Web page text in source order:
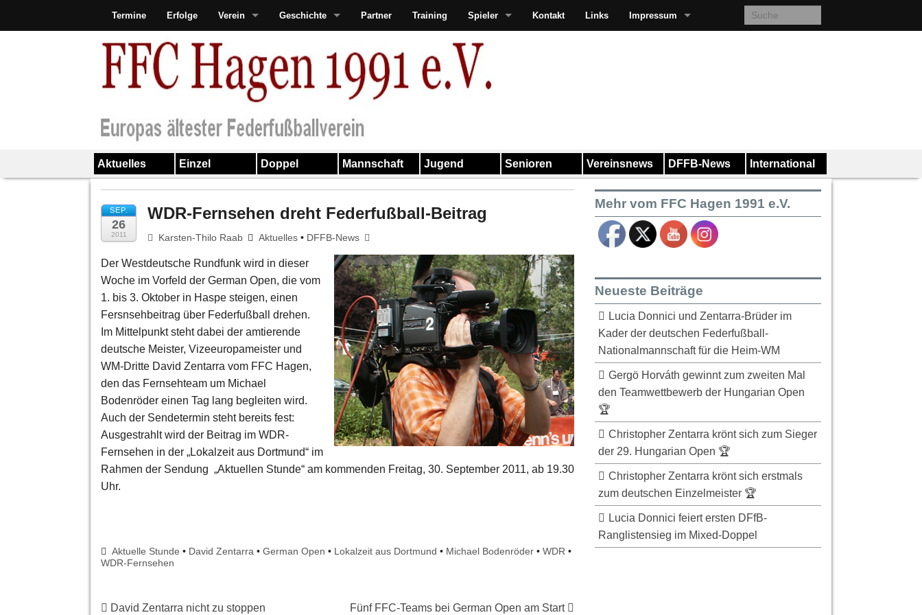
Termine Erfolge Verein Geschichte Partner Training Spieler Kontakt Links Impressum
Aktuelles Einzel Doppel Mannschaft Jugend Senioren Vereinsnews DFFB-News International
SEP.
26
2011
WDR-Fernsehen dreht Federfußball-Beitrag
Karsten-Thilo Raab Aktuelles • DFFB-News
Der Westdeutsche Rundfunk wird in dieser
Woche im Vorfeld der German Open, die vom
1. bis 3. Oktober in Haspe steigen, einen
Fersnsehbeitrag über Federfußball drehen.
Im Mittelpunkt steht dabei der amtierende
deutsche Meister, Vizeeuropameister und
WM-Dritte David Zentarra vom FFC Hagen,
den das Fernsehteam um Michael
Bodenröder einen Tag lang begleiten wird.
Auch der Sendetermin steht bereits fest:
Ausgestrahlt wird der Beitrag im WDR-
Fernsehen in der „Lokalzeit aus Dortmund“ im
Rahmen der Sendung „Aktuellen Stunde“ am kommenden Freitag, 30. September 2011, ab 19.30
Uhr.
Aktuelle Stunde • David Zentarra •German Open • Lokalzeit aus Dortmund • Michael Bodenröder •WDR •
WDR-Fernsehen
David Zentarra nicht zu stoppen Fünf FFC-Teams bei German Open am Start
Mehr vom FFC Hagen 1991 e.V.
Neueste Beiträge
Lucia Donnici und Zentarra-Brüder im
Kader der deutschen Federfußball-
Nationalmannschaft für die Heim-WM
Gergö Horváth gewinnt zum zweiten Mal
den Teamwettbewerb der Hungarian Open
🏆
Christopher Zentarra krönt sich zum Sieger
der 29. Hungarian Open 🏆
Christopher Zentarra krönt sich erstmals
zum deutschen Einzelmeister 🏆
Lucia Donnici feiert ersten DFfB-
Ranglistensieg im Mixed-Doppel